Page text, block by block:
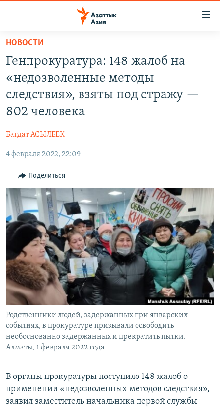
Вернуться
основному
содержанию
главной
Вернутся
КАЗАХСТАН
УЗБЕКИСТАН
НОВОСТИ
НА ДРУГИХ ЯЗЫКАХ
ЎЗБЕКЧА
ТОҶИКӢ
TÜRKMENÇE
ПОДПИШИТЕСЬ НА НАС В СОЦСЕТЯХ
Все сайты РСЕ/РС
НОВОСТИ
Генпрокуратура: 148 жалоб на
«недозволенные методы
следствия», взяты под стражу —
802 человека
Багдат АСЫЛБЕК
4 февраля 2022, 22:09
Поделиться
Родственники людей, задержанных при январских
событиях, в прокуратуре призывали освободить
необоснованно задержанных и прекратить пытки.
Алматы, 1 февраля 2022 года
В органы прокуратуры поступило 148 жалоб о
применении «недозволенных методов следствия»,
заявил заместитель начальника первой службы